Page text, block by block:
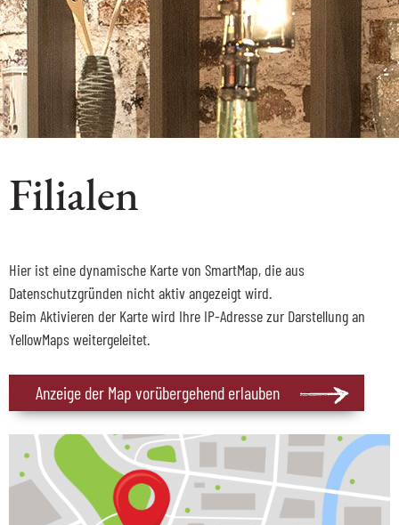
Filialen
Hier ist eine dynamische Karte von SmartMap, die aus
Datenschutzgründen nicht aktiv angezeigt wird.
Beim Aktivieren der Karte wird Ihre IP-Adresse zur Darstellung an
YellowMaps weitergeleitet.
Anzeige der Map vorübergehend erlauben